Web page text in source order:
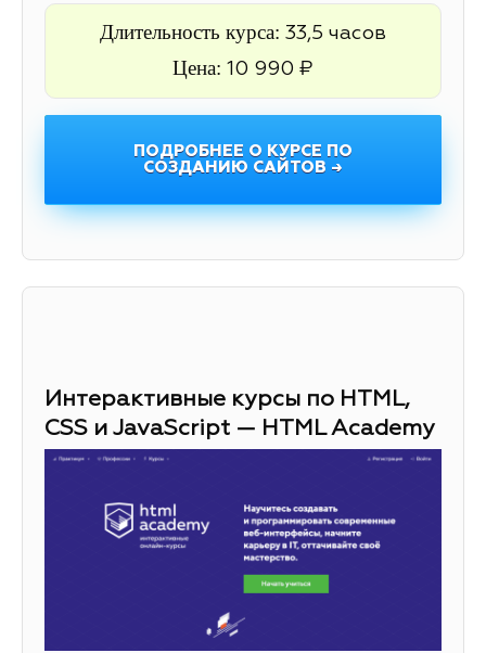
Длительность курса: 33,5 часов
Цена: 10 990 ₽
ПОДРОБНЕЕ О КУРСЕ ПО
СОЗДАНИЮ САЙТОВ →
Интерактивные курсы по HTML,
CSS и JavaScript — HTML Academy